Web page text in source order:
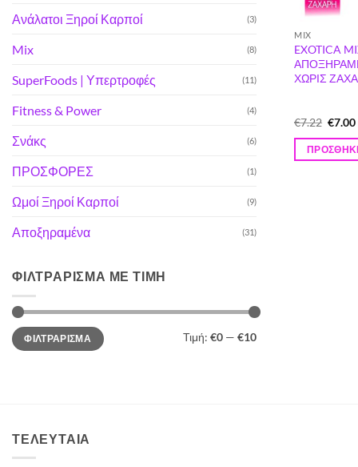
Ανάλατοι Ξηροί Καρποί (3)
Mix (8)
SuperFoods | Υπερτροφές (11)
Fitness & Power (4)
Σνάκς (6)
ΠΡΟΣΦΟΡΕΣ (1)
Ωμοί Ξηροί Καρποί (9)
Αποξηραμένα (31)
ΦΙΛΤΡΆΡΙΣΜΑ ΜΕ ΤΙΜΉ
Ελάχιστη
τιμή
Μέγιστη
τιμήΦΙΛΤΡΆΡΙΣΜΑ Τιμή: €0 — €10
MIX
EXOTICA
ΧΩΡΙΣ
€7.22
was:
€7.22.
€7.00
ΤΕΛΕΥΤΑΊΑ